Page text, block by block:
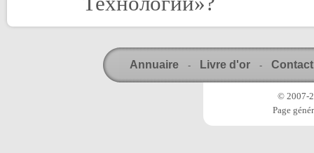
Annuaire - Livre d'or - Contact
© 2007-
Page